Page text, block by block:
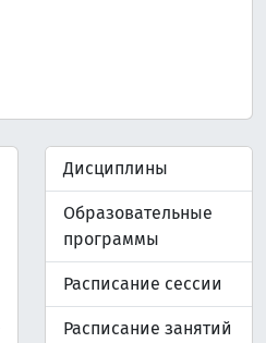
Дисциплины
Образовательные
программы
Расписание сессии
Расписание занятий